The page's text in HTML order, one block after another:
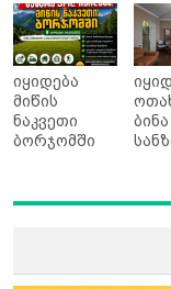
იყიდება
მიწის
ნაკვეთი
ბორჯომში
ბინა